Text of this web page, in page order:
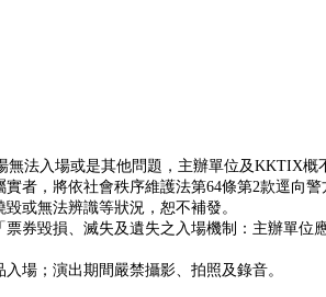
法入場或是其他問題，主辦單位及KKTIX概
者，將依社會秩序維護法第64條第2款逕向警
或無法辨識等狀況，恕不補發。
券毀損、滅失及遺失之入場機制：主辦單位
場；演出期間嚴禁攝影、拍照及錄音。